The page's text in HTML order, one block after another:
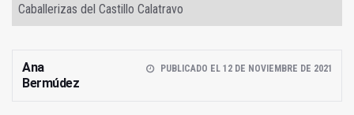
Caballerizas del Castillo Calatravo
Ana
Bermúdez
PUBLICADO EL 12 DE NOVIEMBRE DE 2021